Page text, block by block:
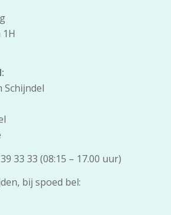
Schijndel
33 33 (08:15 – 17.00 uur)
bij spoed bel: